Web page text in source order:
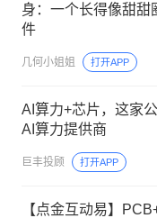
身：一个长得像甜甜
件
几何小姐姐 打开APP
AI算力+芯片，这家
AI算力提供商
巨丰投顾 打开APP
【点金互动易】